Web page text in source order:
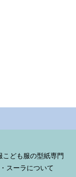
こども服の型紙専門
スーラについて